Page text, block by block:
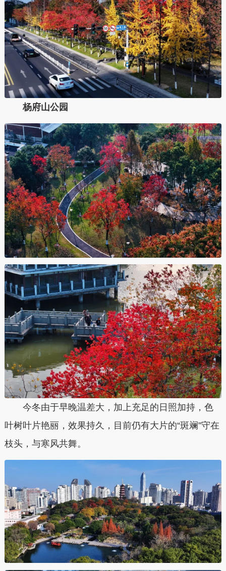
杨府山公园
今冬由于早晚温差大，加上充足的日照加持，色
叶树叶片艳丽，效果持久，目前仍有大片的“斑斓”守在
枝头，与寒风共舞。